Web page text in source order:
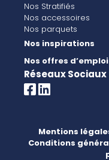
Nos Stratifiés
Nos accessoires
Nos parquets
Nos inspirations
Nos offres d’emploi
Réseaux Sociaux
Mentions
Conditions